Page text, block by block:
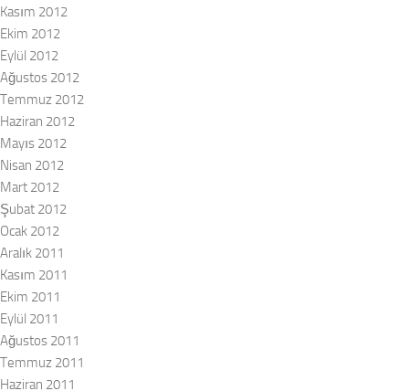
Kasım 2012
Ekim 2012
Eylül 2012
Ağustos 2012
Temmuz 2012
Haziran 2012
Mayıs 2012
Nisan 2012
Mart 2012
Şubat 2012
Ocak 2012
Aralık 2011
Kasım 2011
Ekim 2011
Eylül 2011
Ağustos 2011
Temmuz 2011
Haziran 2011